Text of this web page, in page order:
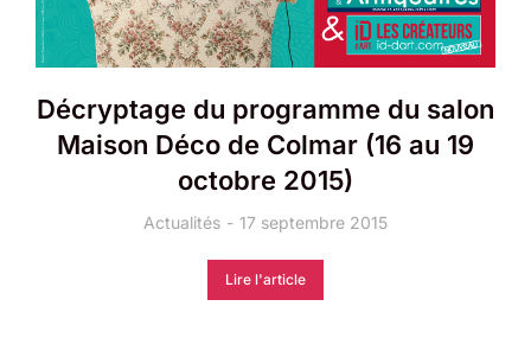
Décryptage du programme du salon
Maison Déco de Colmar (16 au 19
octobre 2015)
Actualités 17 septembre 2015
Lire l'article